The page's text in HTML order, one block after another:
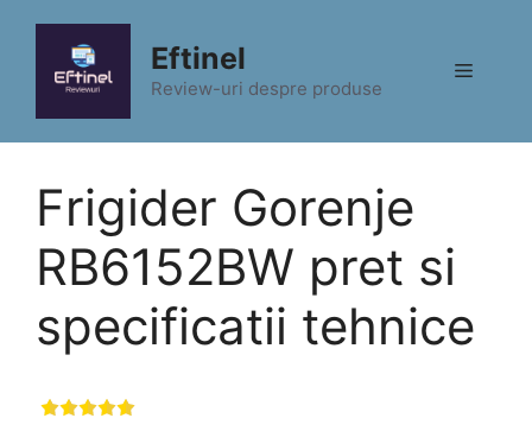
conținut
Eftinel
Review-uri despre produse
Meniu
Frigider Gorenje
RB6152BW pret si
specificatii tehnice